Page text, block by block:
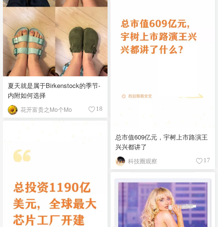
夏天就是属于Birkenstock的季节-
内附如何选择
花开富贵之Mo个Mo 18
总市值609亿元，宇树上市路演王
兴兴都讲了
科技圈观察 17